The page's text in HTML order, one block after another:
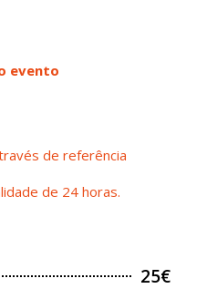
evento
de referência
de 24 horas.
25€